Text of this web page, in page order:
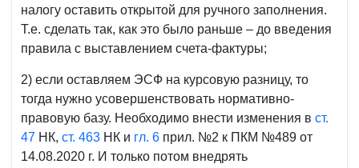
налогу оставить открытой для ручного заполнения.
Т.е. сделать так, как это было раньше – до введения
правила с выставлением счета-фактуры;
2) если оставляем ЭСФ на курсовую разницу, то
тогда нужно усовершенствовать нормативно-
правовую базу. Необходимо внести изменения в ст.
47 НК, ст. 463 НК и гл. 6 прил. №2 к ПКМ №489 от
14.08.2020 г. И только потом внедрять